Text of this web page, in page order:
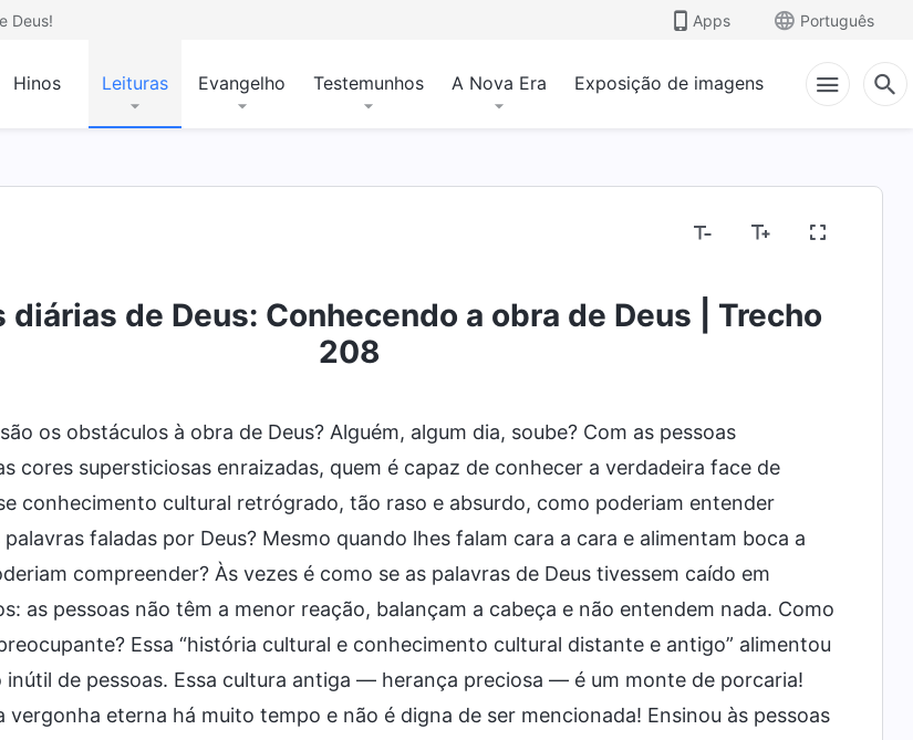
Deus! Apps Português
Hinos Leituras Evangelho Testemunhos A Nova Era Exposição de imagens
e o que Ele tem e é Mistérios sobre a Bíblia Expondo noções religiosas Expondo a
diárias de Deus: Conhecendo a obra de Deus | Trecho
208
os obstáculos à obra de Deus? Alguém, algum dia, soube? Com as pessoas
cores supersticiosas enraizadas, quem é capaz de conhecer a verdadeira face de
conhecimento cultural retrógrado, tão raso e absurdo, como poderiam entender
faladas por Deus? Mesmo quando lhes falam cara a cara e alimentam boca a
compreender? Às vezes é como se as palavras de Deus tivessem caído em
as pessoas não têm a menor reação, balançam a cabeça e não entendem nada. Como
Essa “história cultural e conhecimento cultural distante e antigo” alimentou
inútil de pessoas. Essa cultura antiga — herança preciosa — é um monte de porcaria!
vergonha eterna há muito tempo e não é digna de ser mencionada! Ensinou às pessoas